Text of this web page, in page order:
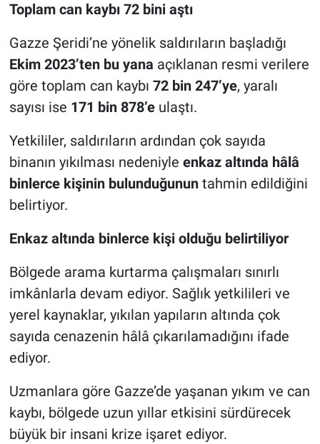
Toplam can kaybı 72 bini aştı
Gazze Şeridi’ne yönelik saldırıların başladığı
Ekim 2023’ten bu yana açıklanan resmi verilere
göre toplam can kaybı 72 bin 247’ye, yaralı
sayısı ise 171 bin 878’eulaştı.
Yetkililer, saldırıların ardından çok sayıda
binanın yıkılması nedeniyle enkaz altında hâlâ
binlerce kişinin bulunduğununtahmin edildiğini
belirtiyor.
Enkaz altında binlerce kişi olduğu belirtiliyor
Bölgede arama kurtarma çalışmaları sınırlı
imkânlarla devam ediyor. Sağlık yetkilileri ve
yerel kaynaklar, yıkılan yapıların altında çok
sayıda cenazenin hâlâ çıkarılamadığını ifade
ediyor.
Uzmanlara göre Gazze’de yaşanan yıkım ve can
kaybı, bölgede uzun yıllar etkisini sürdürecek
büyük bir insani krize işaret ediyor.